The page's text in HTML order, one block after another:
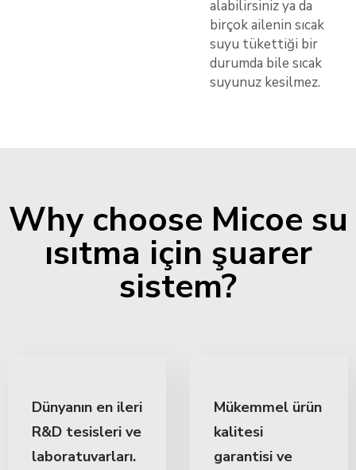
alabilirsiniz ya da
birçok ailenin sıcak
suyu tükettiği bir
durumda bile sıcak
suyunuz kesilmez.
Why choose Micoe su
ısıtma için şuarer
sistem?
Dünyanın en ileri
R&D tesisleri ve
laboratuvarları.
Mükemmel ürün
kalitesi
garantisi ve